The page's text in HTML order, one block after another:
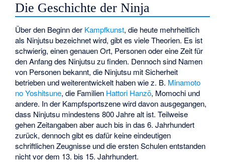
Die Geschichte der Ninja
Über den Beginn der Kampfkunst, die heute mehrheitlich
als Ninjutsu bezeichnet wird, gibt es viele Theorien. Es ist
schwierig, einen genauen Ort, Personen oder eine Zeit für
den Anfang des Ninjutsu zu finden. Dennoch sind Namen
von Personen bekannt, die Ninjutsu mit Sicherheit
betrieben und weiterentwickelt haben wie z. B. Minamoto
no Yoshitsune, die Familien Hattori Hanzō, Momochi und
andere. In der Kampfsportszene wird davon ausgegangen,
dass Ninjutsu mindestens 800 Jahre alt ist. Teilweise
gehen Zeitangaben aber auch bis in das 6. Jahrhundert
zurück, dennoch gibt es dafür keine eindeutigen
schriftlichen Zeugnisse und die ersten Schulen entstanden
nicht vor dem 13. bis 15. Jahrhundert.